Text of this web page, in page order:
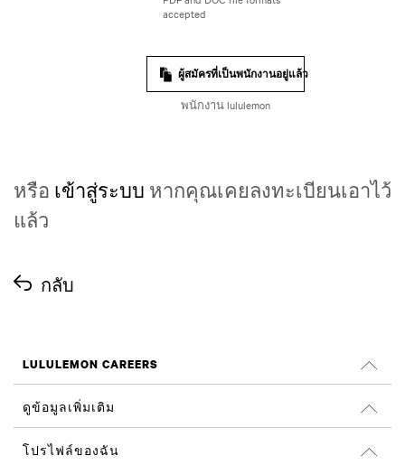
ผู้สมัครที่เป็นพนักงานอยู่แล้ว
พนักงาน lululemon
หรือ เข้าสู่ระบบ หากคุณเคยลงทะเบียนเอาไว้
แล้ว
กลับ
LULULEMON CAREERS
ตำแหน่งงาน
ค้นหางาน
ดูข้อมูลเพิ่มเติม
รีวิวจาก Glassdoor
โปรไฟล์ของฉัน